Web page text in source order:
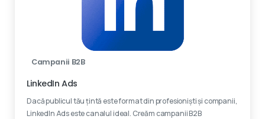
Campanii B2B
LinkedIn Ads
Dacă publicul tău țintă este format din profesioniști și companii,
LinkedIn Ads este canalul ideal. Creăm campanii B2B